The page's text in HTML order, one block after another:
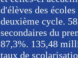
d'élèves des
deuxième cycle.
secondaires du
87,3%. 135,48
taux de